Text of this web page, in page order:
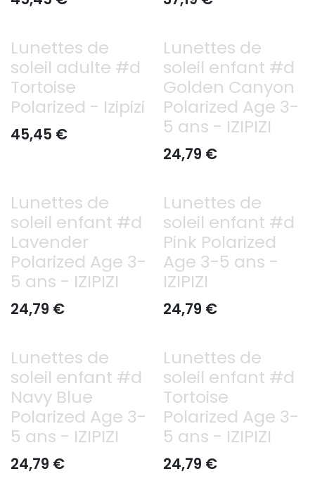
Lunettes de
soleil adulte #d
Tortoise
Polarized - Izipizi
45,45 €
Lunettes de
soleil enfant #d
Golden Canyon
Polarized Age 3-
5 ans - IZIPIZI
24,79 €
Lunettes de
soleil enfant #d
Lavender
Polarized Age 3-
5 ans - IZIPIZI
24,79 €
Lunettes de
soleil enfant #d
Pink Polarized
Age 3-5 ans -
IZIPIZI
24,79 €
Lunettes de
soleil enfant #d
Navy Blue
Polarized Age 3-
5 ans - IZIPIZI
24,79 €
Lunettes de
soleil enfant #d
Tortoise
Polarized Age 3-
5 ans - IZIPIZI
24,79 €